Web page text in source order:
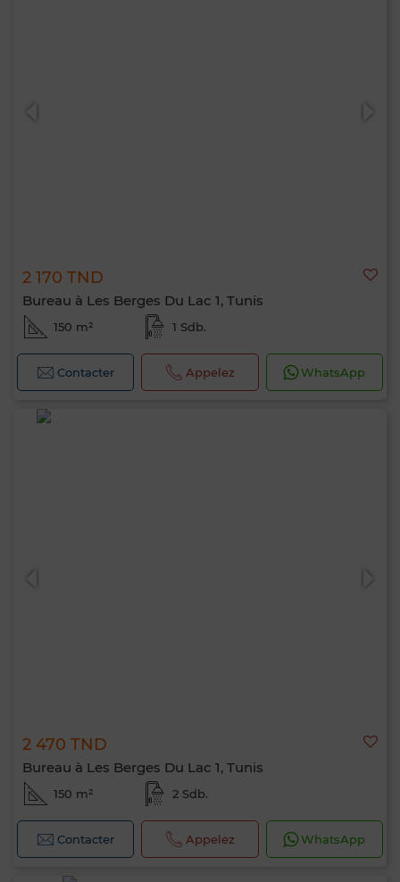
2 170 TND
Bureau à Les Berges Du Lac 1, Tunis
150 m² 1 Sdb.
Contacter Appelez WhatsApp
2 470 TND
Bureau à Les Berges Du Lac 1, Tunis
150 m² 2 Sdb.
Contacter Appelez WhatsApp